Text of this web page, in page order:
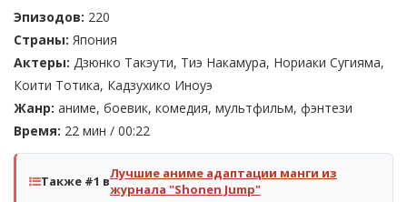
Эпизодов: 220
Страны: Япония
Актеры: Дзюнко Такэути, Тиэ Накамура, Нориаки Сугияма,
Коити Тотика, Кадзухико Иноуэ
Жанр: аниме, боевик, комедия, мультфильм, фэнтези
Время: 22 мин / 00:22
Также #1 вЛучшие аниме адаптации манги из
журнала "Shonen Jump"